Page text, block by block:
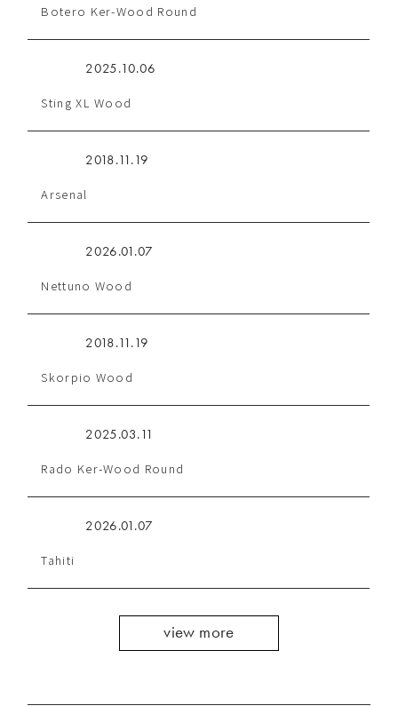
Botero Ker-Wood Round
2025.10.06
Sting XL Wood
2018.11.19
Arsenal
2026.01.07
Nettuno Wood
2018.11.19
Skorpio Wood
2025.03.11
Rado Ker-Wood Round
2026.01.07
Tahiti
view more